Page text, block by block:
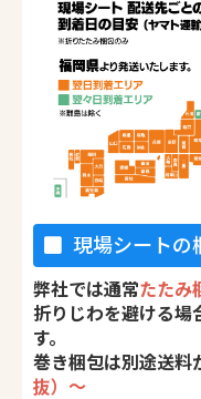
現場シートの
弊社では通常たたみ
折りじわを避ける場
す。
巻き梱包は別途送料
抜）〜